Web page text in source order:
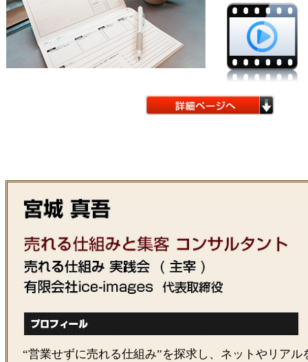
“営業せずに売れる仕組み”を探求し、ネットやリア